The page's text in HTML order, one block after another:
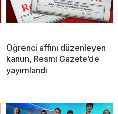
Öğrenci affını düzenleyen
kanun, Resmi Gazete’de
yayımlandı